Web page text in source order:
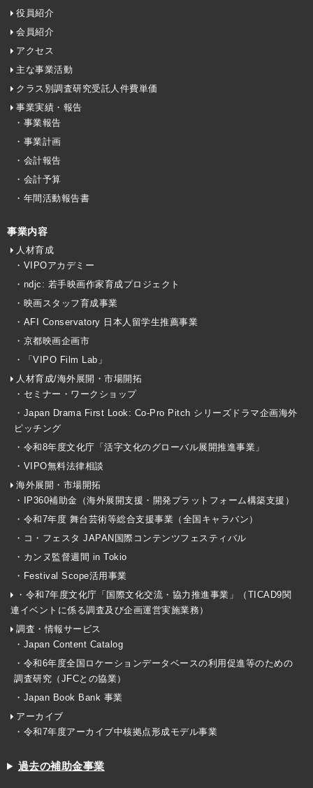
役員紹介
会員紹介
アクセス
主な事業活動
クラス別調査研究受託人件費単価
事業実績・報告
・事業報告
・事業計画
・会計報告
・会計予算
・年間活動報告書
事業内容
人材育成
・VIPOアカデミー
・ndjc: 若手映画作家育成プロジェクト
・映画スタッフ育成事業
・AFI Conservatory 日本人留学生推薦事業
・京都映画企画市
・「VIPO Film Lab」
人材育成/海外展開・市場開拓
・セミナー・ワークショップ
・Japan Drama First Look: Co-Pro Pitch シリーズドラマ企画海外
ピッチング
・令和8年度文化庁「活字文化のグローバル展開推進事業」
・VIPO無料法律相談
海外展開・市場開拓
・IP360補助金（海外展開支援・開発プラットフォーム構築支援）
・令和7年度 舞台芸術等総合支援事業（全国キャラバン）
・コ・フェスタ JAPAN国際コンテンツフェスティバル
・カンヌ監督週間 in Tokio
・Festival Scope活用事業
・令和7年度文化庁「国際文化交流・協力推進事業」（TICAD9関
連イベントに係る調査及び企画運営実施業務）
調査・情報サービス
・Japan Content Catalog
・令和6年度全国ロケーションデータベースの利用促進等のための
調査研究（JFCとの協業）
・Japan Book Bank 事業
アーカイブ
・令和7年度アーカイブ中核拠点形成モデル事業
過去の補助金事業